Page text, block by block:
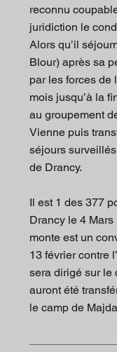
reconnu
juridiction le
Alors qu’il
Blour) après sa
par les forces de
mois jusqu’à la
au groupement
Vienne puis
séjours
de Drancy.
Il est 1 des 377
Drancy le 4
monte est un
13 février contre
sera dirigé sur le
auront été
le camp de